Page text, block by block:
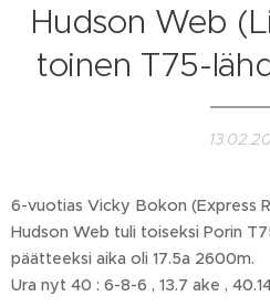
Hudson Web
toinen T75-
6-vuotias Vicky Bokon (Express
Hudson Web tuli toiseksi Porin
päätteeksi aika oli 17.5a 2600m.
Ura nyt 40 : 6-8-6 , 13.7 ake ,